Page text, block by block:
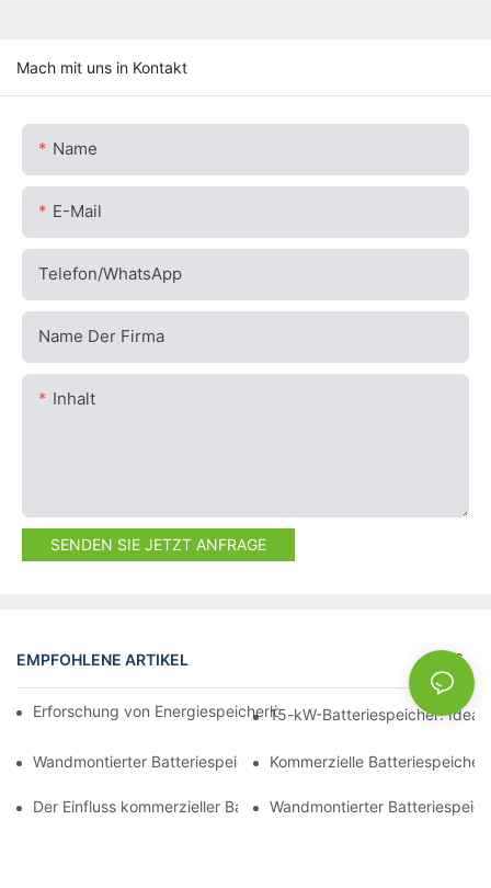
Mach mit uns in Kontakt
Name
E-Mail
Telefon/WhatsApp
Name Der Firma
Inhalt
SENDEN SIE JETZT ANFRAGE
EMPFOHLENE ARTIKEL NEWS
Erforschung von Energiespeicherlösungen für eine nachhaltige
15-kW-Batteriespeicher: Ideal
Wandmontierter Batteriespeicher: Die clevere Wahl für
Kommerzielle
Der Einfluss kommerzieller Batteriespeicher auf das
Wandmontierter